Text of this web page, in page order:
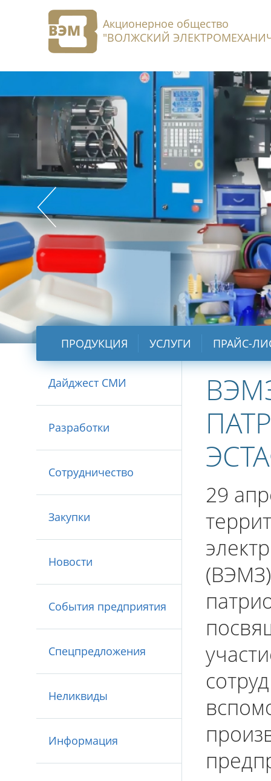
Акционерное общество
"ВОЛЖСКИЙ
ПРОДУКЦИЯ УСЛУГИ ПРАЙС-
Дайджест СМИ
Разработки
Сотрудничество
Закупки
Новости
События предприятия
Спецпредложения
Неликвиды
Информация
29